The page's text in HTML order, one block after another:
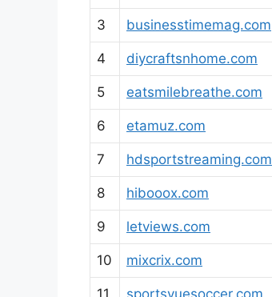
3 businesstimemag.com
4 diycraftsnhome.com
5 eatsmilebreathe.com
6 etamuz.com
7 hdsportstreaming.com
8 hibooox.com
9 letviews.com
10 mixcrix.com
11 sportsvuesoccer.com